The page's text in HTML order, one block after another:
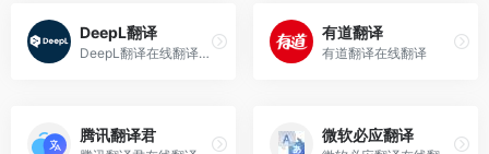
DeepL翻译
DeepL翻译在线翻译官网入口
有道翻译
有道翻译在线翻译
腾讯翻译君 微软必应翻译